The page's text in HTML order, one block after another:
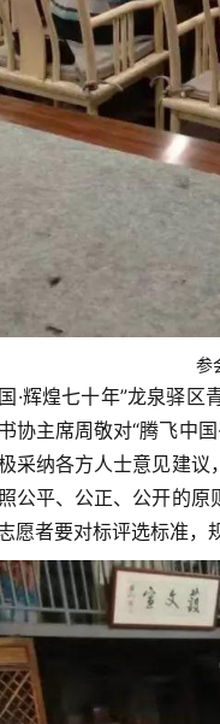
参
煌七十年”龙泉驿区
协主席周敬对“腾飞中
采纳各方人士意见建
公平、公正、公开的
愿者要对标评选标准，